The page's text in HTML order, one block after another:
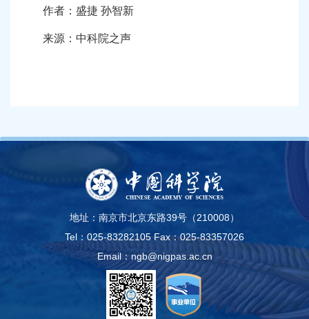
作者：盛捷 孙智新
来源：中科院之声
地址：南京市北京东路39号（210008）
Tel：025-83282105 Fax：025-83357026
Email：ngb@nigpas.ac.cn